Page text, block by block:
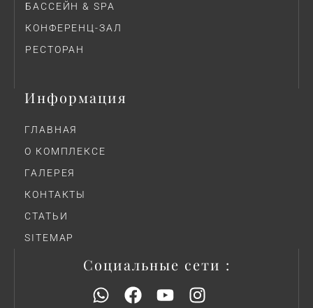
БАССЕЙН & SPA
КОНФЕРЕНЦ-ЗАЛ
РЕСТОРАН
Информация
ГЛАВНАЯ
О КОМПЛЕКСЕ
ГАЛЕРЕЯ
КОНТАКТЫ
СТАТЬИ
SITEMAP
Социальные сети :